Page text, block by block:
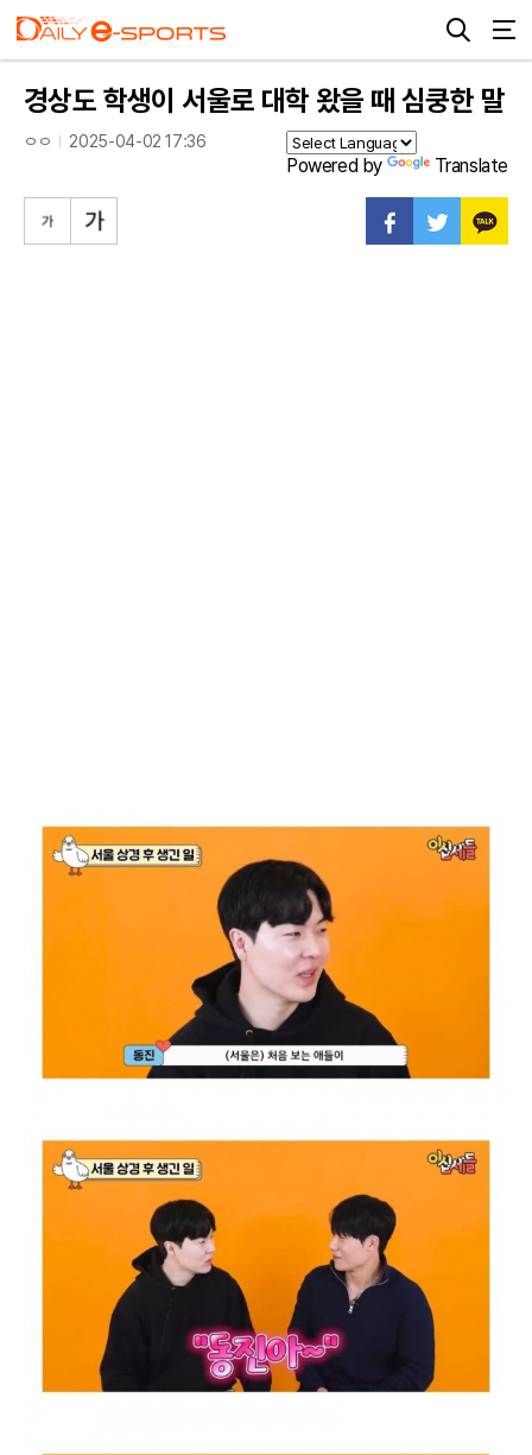
경상도 학생이 서울로 대학 왔을 때 심쿵한 말
ㅇㅇ 2025-04-02 17:36
Powered by Translate